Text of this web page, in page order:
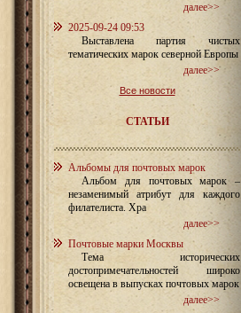
далее>>
2025-09-24 09:53
Выставлена партия чистых
тематических марок северной Европы
далее>>
Все новости
СТАТЬИ
Альбомы для почтовых марок
Альбом для почтовых марок –
незаменимый атрибут для каждого
филателиста. Хра
далее>>
Почтовые марки Москвы
Тема исторических
достопримечательностей широко
освещена в выпусках почтовых марок
далее>>